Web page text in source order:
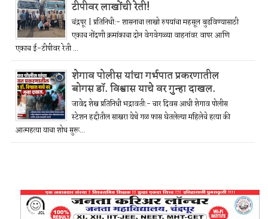
टीपीवर लाखोंची रेती!
चंद्रपूर | प्रतिनिधी:- शासनाचा लाखो रुपयांचा महसूल बुडविण्यासाठी
एकाच नोंदणी क्रमांकाचा दोन वेगवेगळ्या वाहनांवर वापर आणि
एकाच ई-टीपीवर रेती ...
शेगाव पोलीस यांचा गर्भपात प्रकरणातील
बोगस डॉ. विश्वास याचे वर गुन्हा दाखल.
जावेद शेख प्रतिनिधी भद्रावती:- चार दिवस आधी शेगाव पोलीस
स्टेशन हद्दीतील साखरा येथे गळ फास घेतलेल्या महिलेचे हत्या की
आत्महत्या याचा शोध सुरू...